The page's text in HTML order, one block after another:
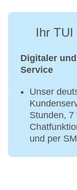
Ihr TUI
Digitaler
Service
Unser
Stunden, 7
und per